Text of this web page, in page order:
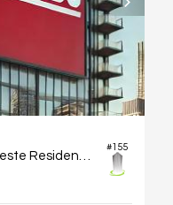
#155
Apartamento no Edifício 360 Oeste Residencial